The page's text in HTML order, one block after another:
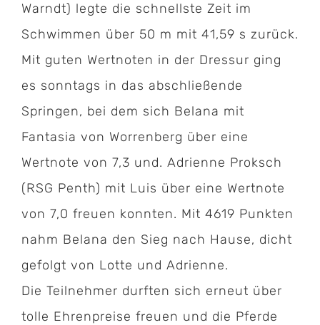
Warndt) legte die schnellste Zeit im
Schwimmen über 50 m mit 41,59 s zurück.
Mit guten Wertnoten in der Dressur ging
es sonntags in das abschließende
Springen, bei dem sich Belana mit
Fantasia von Worrenberg über eine
Wertnote von 7,3 und. Adrienne Proksch
(RSG Penth) mit Luis über eine Wertnote
von 7,0 freuen konnten. Mit 4619 Punkten
nahm Belana den Sieg nach Hause, dicht
gefolgt von Lotte und Adrienne.
Die Teilnehmer durften sich erneut über
tolle Ehrenpreise freuen und die Pferde